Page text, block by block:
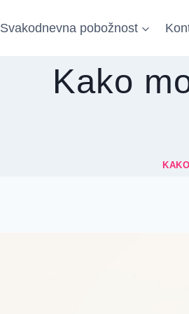
Svakodnevna pobožnost
Kako